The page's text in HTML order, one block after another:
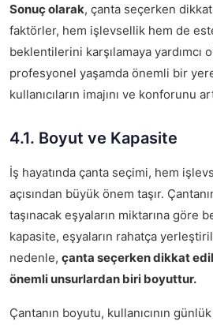
Sonuç olarak, çanta seçerken
faktörler, hem işlevsellik hem de
beklentilerini karşılamaya yardımcı
profesyonel yaşamda önemli bir
kullanıcıların imajını ve konforunu
4.1. Boyut ve Kapasite
İş hayatında çanta seçimi, hem
açısından büyük önem taşır.
taşınacak eşyaların miktarına göre
kapasite, eşyaların rahatça
nedenle, çanta seçerken dikkat
önemli unsurlardan biri boyuttur.
Çantanın boyutu, kullanıcının